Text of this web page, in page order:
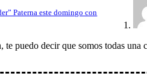
Paterna este domingo con
te puedo decir que somos todas